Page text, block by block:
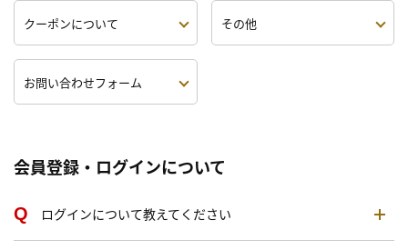
クーポンについて その他
お問い合わせフォーム
会員登録・ログインについて
ログインについて教えてください